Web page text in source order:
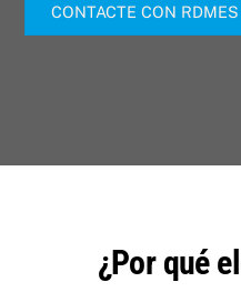
CONTACTE CON RDMES
¿Por qué